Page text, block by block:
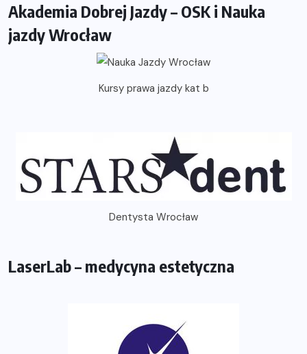
Akademia Dobrej Jazdy – OSK i Nauka
jazdy Wrocław
Kursy prawa jazdy kat b
Dentysta Wrocław
LaserLab – medycyna estetyczna